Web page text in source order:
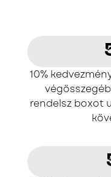
10%
rendelsz boxot